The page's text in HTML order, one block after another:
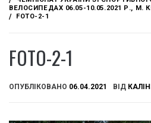
ВЕЛОСИПЕДАХ 06.05-10.05.2021 Р., М.
FOTO-2-1
FOTO-2-1
ОПУБЛІКОВАНО 06.04.2021 ВІД